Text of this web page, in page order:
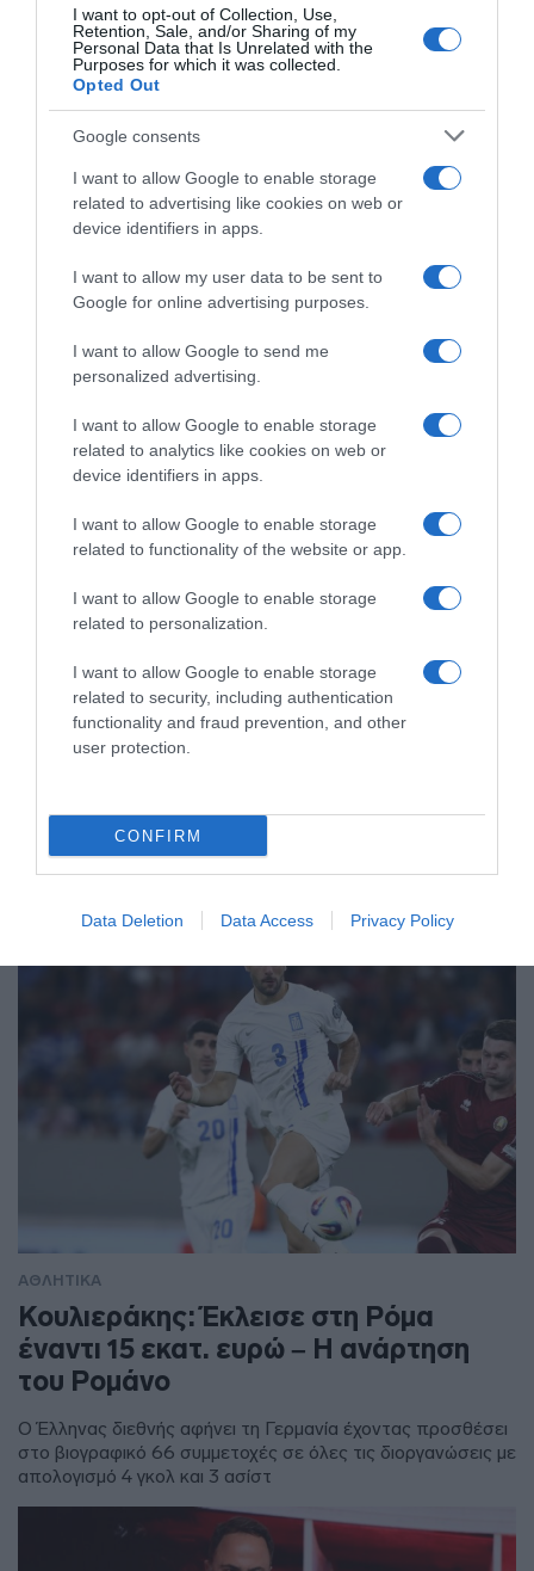
I want to opt-out of Collection, Use,
Retention, Sale, and/or Sharing of my
Personal Data that Is Unrelated with the
Purposes for which it was collected.
Opted Out
Google consents
I want to allow Google to enable storage
related to advertising like cookies on web or
device identifiers in apps.
I want to allow my user data to be sent to
Google for online advertising purposes.
I want to allow Google to send me
personalized advertising.
I want to allow Google to enable storage
related to analytics like cookies on web or
device identifiers in apps.
I want to allow Google to enable storage
related to functionality of the website or app.
I want to allow Google to enable storage
related to personalization.
I want to allow Google to enable storage
related to security, including authentication
functionality and fraud prevention, and other
user protection.
CONFIRM
Data Deletion Data Access Privacy Policy
ΑΘΛΗΤΙΚΑ
Κινγκς Κάνγκουα: Στην Αθήνα για τον
Παναθηναϊκό – Θα περάσει από
Θα βάλει την υπογραφή του σε τετραετές συμβόλαιο
ΑΘΛΗΤΙΚΑ
Κουλιεράκης: Έκλεισε στη Ρόμα
έναντι 15 εκατ. ευρώ – Η ανάρτηση
του Ρομάνο
Ο Έλληνας διεθνής αφήνει τη Γερμανία έχοντας προσθέσει
στο βιογραφικό 66 συμμετοχές σε όλες τις διοργανώσεις με
απολογισμό 4 γκολ και 3 ασίστ